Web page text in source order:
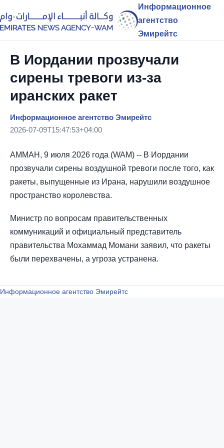
Информационное
агентство
Эмирейтс
В Иордании прозвучали
сирены тревоги из-за
иранских ракет
Информационное агентство Эмирейтс
2026-07-09T15:47:53+04:00
АММАН, 9 июля 2026 года (WAM) -- В Иордании
прозвучали сирены воздушной тревоги после того, как
ракеты, выпущенные из Ирана, нарушили воздушное
пространство королевства.
Министр по вопросам правительственных
коммуникаций и официальный представитель
правительства Мохаммад Момани заявил, что ракеты
были перехвачены, а угроза устранена.
Информационное агентство Эмирейтс